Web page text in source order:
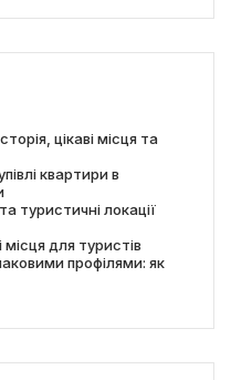
цікаві місця та
квартири в
туристичні локації
місця для туристів
профілями: як